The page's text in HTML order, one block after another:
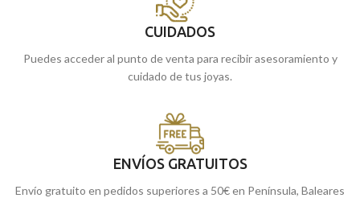
CUIDADOS
Puedes acceder al punto de venta para recibir asesoramiento y
cuidado de tus joyas.
ENVÍOS GRATUITOS
Envío gratuito en pedidos superiores a 50€ en Península, Baleares